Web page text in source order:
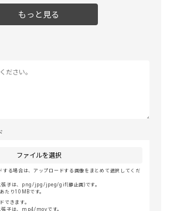
もっと見る
ファイルを選択
する場合は、アップロードする画像をまとめて選択してくだ
張子は、png/jpg/jpeg/gif(静止画)です。
たり10MBです。
できます。
子は、mp4/movです。